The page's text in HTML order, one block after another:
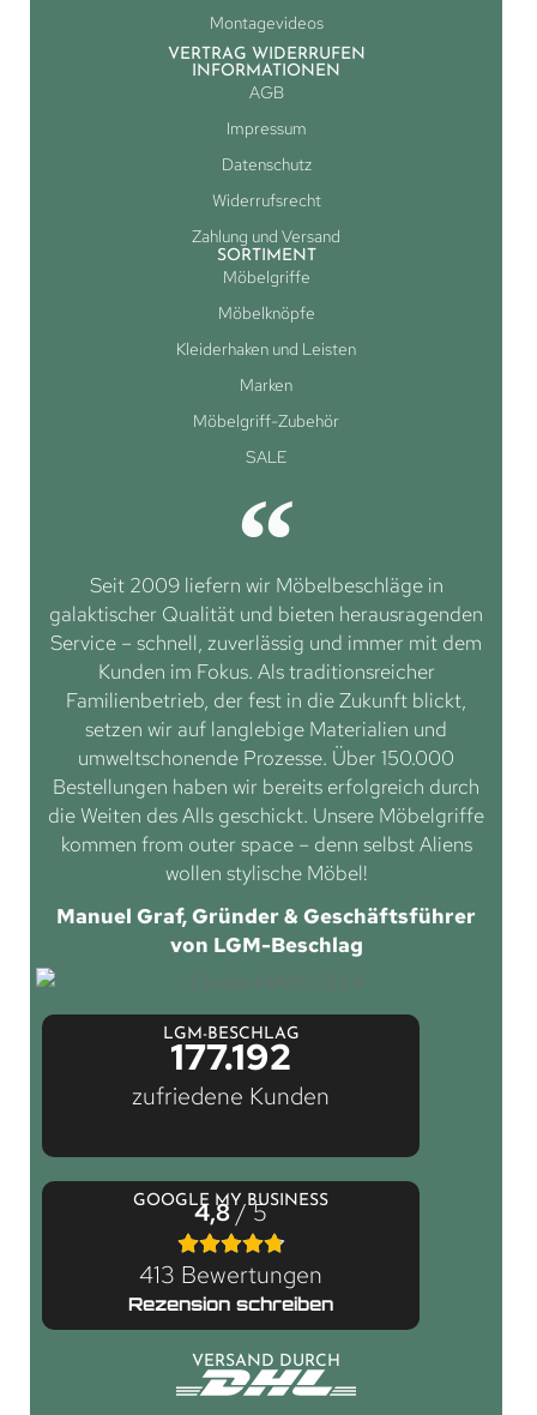
Montagevideos
VERTRAG WIDERRUFEN
INFORMATIONEN
AGB
Impressum
Datenschutz
Widerrufsrecht
Zahlung und Versand
SORTIMENT
Möbelgriffe
Möbelknöpfe
Kleiderhaken und Leisten
Marken
Möbelgriff-Zubehör
SALE
Seit 2009 liefern wir Möbelbeschläge in
galaktischer Qualität und bieten herausragenden
Service – schnell, zuverlässig und immer mit dem
Kunden im Fokus. Als traditionsreicher
Familienbetrieb, der fest in die Zukunft blickt,
setzen wir auf langlebige Materialien und
umweltschonende Prozesse. Über 150.000
Bestellungen haben wir bereits erfolgreich durch
die Weiten des Alls geschickt. Unsere Möbelgriffe
kommen from outer space – denn selbst Aliens
wollen stylische Möbel!
Manuel Graf, Gründer & Geschäftsführer
von LGM-Beschlag
LGM-BESCHLAG
177.192
zufriedene Kunden
GOOGLE MY BUSINESS
4,8/ 5
413 Bewertungen
Rezension schreiben
VERSAND DURCH